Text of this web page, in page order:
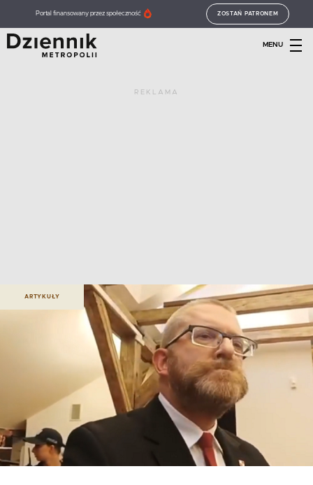
Portal finansowany przez społeczność ZOSTAŃ PATRONEM
MENU
REKLAMA
ARTYKUŁY